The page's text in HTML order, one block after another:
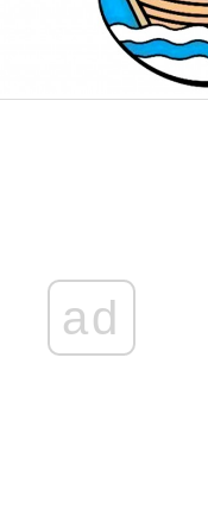
ad